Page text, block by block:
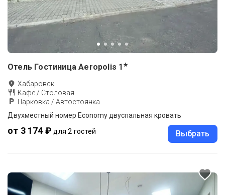
Отель Гостиница Aeropolis 1★
Хабаровск
Кафе / Столовая
Парковка / Автостоянка
Двухместный номер Economy двуспальная кровать
от 3 174 ₽ для 2 гостей Выбрать